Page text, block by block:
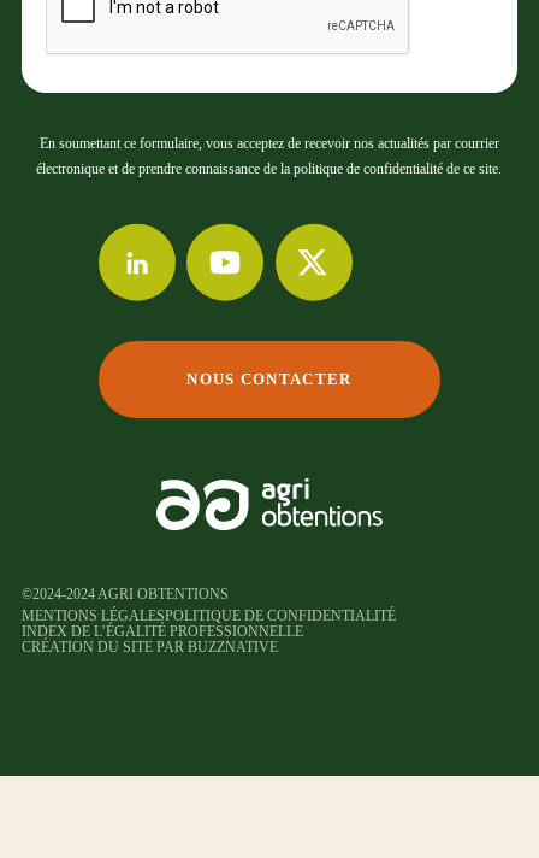
En soumettant ce formulaire, vous acceptez de recevoir nos actualités par courrier
électronique et de prendre connaissance de la politique de confidentialité de ce site.
NOUS CONTACTER
©2024-2024 AGRI OBTENTIONS
MENTIONS LÉGALESPOLITIQUE DE CONFIDENTIALITÉ
INDEX DE L’ÉGALITÉ PROFESSIONNELLE
CRÉATION DU SITE PAR BUZZNATIVE